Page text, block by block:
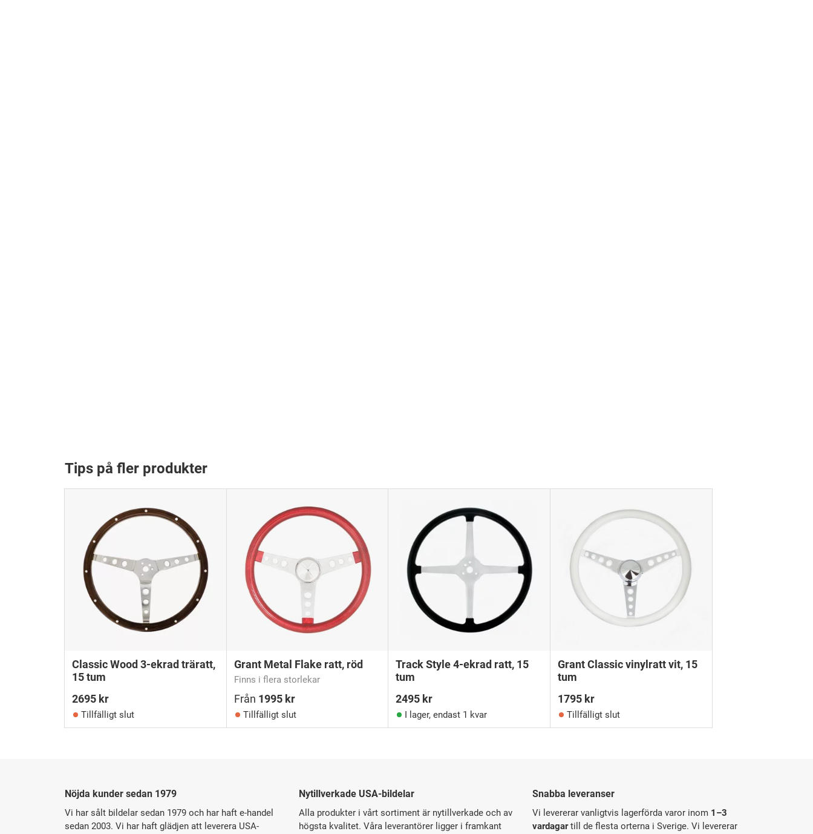
Tips på fler produkter
Classic Wood 3-ekrad träratt,
15 tum
2695 kr
Tillfälligt slut
Grant Metal Flake ratt, röd
Finns i flera storlekar
Från 1995 kr
Tillfälligt slut
Track Style 4-ekrad ratt, 15
tum
2495 kr
I lager, endast 1 kvar
Grant Classic vinylratt vit, 15
tum
1795 kr
Tillfälligt slut
Nöjda kunder sedan 1979
Vi har sålt bildelar sedan 1979 och har haft e-handel
sedan 2003. Vi har haft glädjen att leverera USA-
Nytillverkade USA-bildelar
Alla produkter i vårt sortiment är nytillverkade och av
högsta kvalitet. Våra leverantörer ligger i framkant
Snabba leveranser
Vi levererar vanligtvis lagerförda varor inom 1–3
vardagartill de flesta orterna i Sverige. Vi levererar